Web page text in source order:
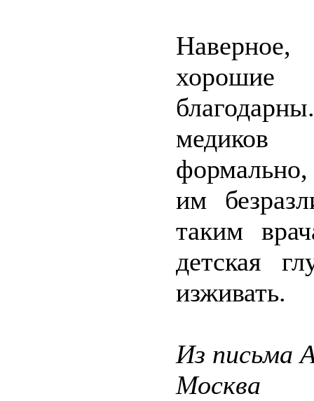
медиков
им
таким
детская
изживать.
Из письма
Москва